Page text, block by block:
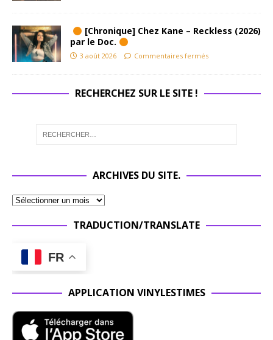
[Chronique] Chez Kane – Reckless (2026)
par le Doc.
3 août 2026 Commentaires fermés
RECHERCHEZ SUR LE SITE !
ARCHIVES DU SITE.
TRADUCTION/TRANSLATE
FR
APPLICATION VINYLESTIMES